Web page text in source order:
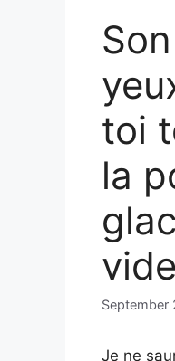
toi
la
September
Je ne